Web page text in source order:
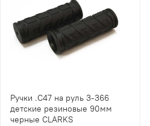
Ручки .С47 на руль 3-366
детские резиновые 90мм
черные CLARKS